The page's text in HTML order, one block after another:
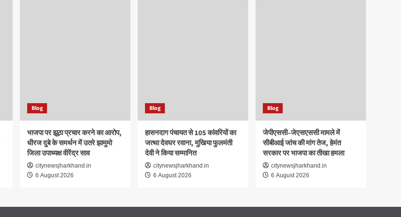
Blog
भाजपा पर झूठा प्रचार करने का आरोप,
धीरज दुबे के समर्थन में उतरे झामुमो
जिला उपाध्यक्ष वीरेंद्र साव
citynewsjharkhand.in
6 August 2026
Blog
हासनदाग पंचायत से 105 कांवरियों का
जत्था देवघर रवाना, मुखिया फुलमंती
देवी ने किया सम्मानित
citynewsjharkhand.in
6 August 2026
Blog
जेपीएससी–जेएसएससी मामले में
सीबीआई जांच की मांग तेज, हेमंत
सरकार पर भाजपा का तीखा हमला
citynewsjharkhand.in
6 August 2026